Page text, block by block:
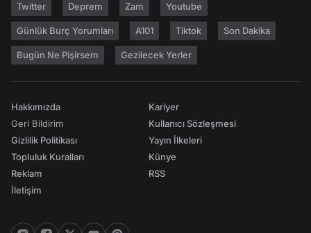
Twitter Deprem Zam Youtube
Günlük Burç Yorumları A101 Tiktok Son Dakika
Bugün Ne Pişirsem Gezilecek Yerler
Hakkımızda
Geri Bildirim
Gizlilik Politikası
Topluluk Kuralları
Reklam
İletişim
Kariyer
Kullanıcı Sözleşmesi
Yayın İlkeleri
Künye
RSS